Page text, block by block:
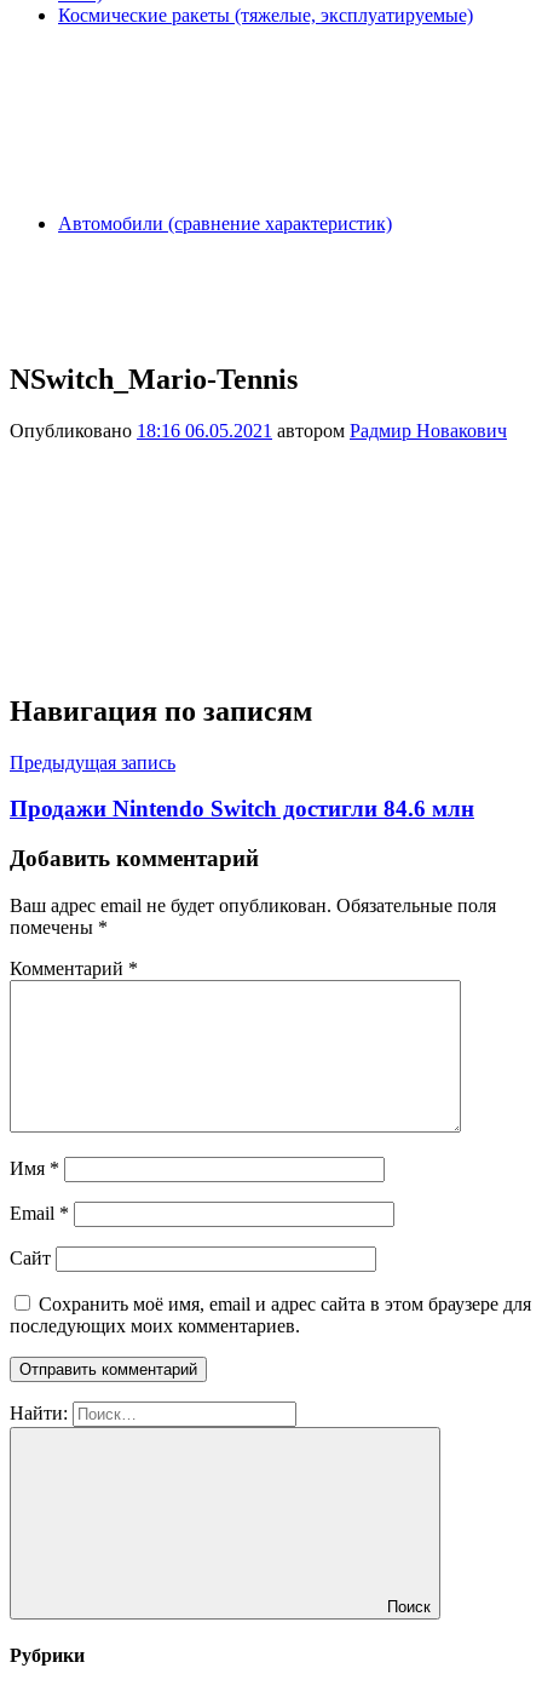
Космические ракеты (тяжелые, эксплуатируемые)
Автомобили (сравнение характеристик)
NSwitch_Mario-Tennis
Опубликовано 18:16 06.05.2021 автором Радмир Новакович
Навигация по записям
Предыдущая запись
Продажи Nintendo Switch достигли 84.6 млн
Добавить комментарий
Ваш адрес email не будет опубликован. Обязательные поля
помечены *
Комментарий *
Имя *
Email *
Сайт
Сохранить моё имя, email и адрес сайта в этом браузере для
последующих моих комментариев.
Найти:
Поиск
Рубрики